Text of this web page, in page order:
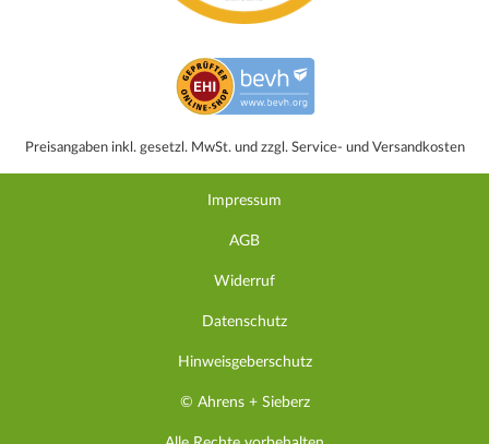
Preisangaben inkl. gesetzl. MwSt. und zzgl. Service- und Versandkosten
Impressum
AGB
Widerruf
Datenschutz
Hinweisgeberschutz
© Ahrens + Sieberz